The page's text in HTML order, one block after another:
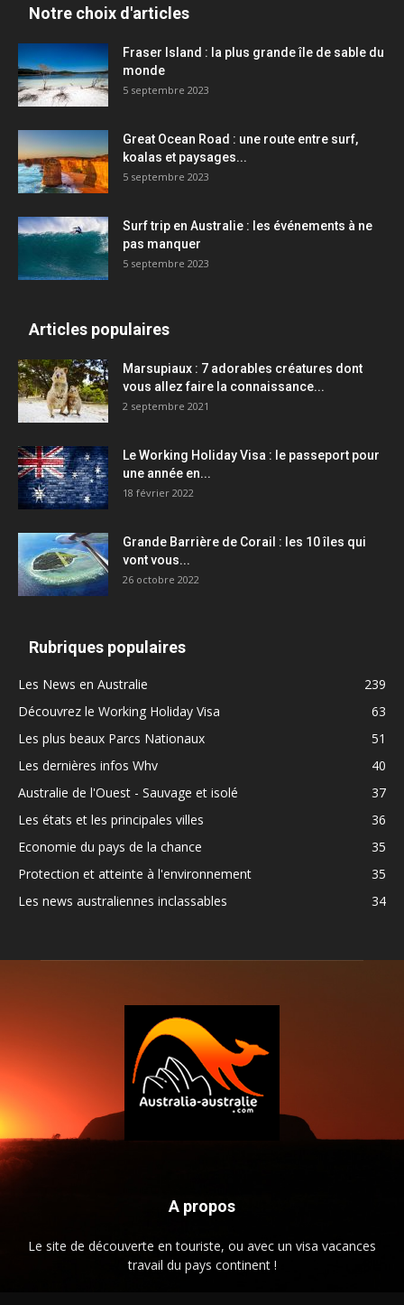
Notre choix d'articles
Fraser Island : la plus grande île de sable du
monde
5 septembre 2023
Great Ocean Road : une route entre surf,
koalas et paysages...
5 septembre 2023
Surf trip en Australie : les événements à ne
pas manquer
5 septembre 2023
Articles populaires
Marsupiaux : 7 adorables créatures dont
vous allez faire la connaissance...
2 septembre 2021
Le Working Holiday Visa : le passeport pour
une année en...
18 février 2022
Grande Barrière de Corail : les 10 îles qui
vont vous...
26 octobre 2022
Rubriques populaires
Les News en Australie
239
Découvrez le Working Holiday Visa
63
Les plus beaux Parcs Nationaux
51
Les dernières infos Whv
40
Australie de l'Ouest - Sauvage et isolé
37
Les états et les principales villes
36
Economie du pays de la chance
35
Protection et atteinte à l'environnement
35
Les news australiennes inclassables
34
A propos
Le site de découverte en touriste, ou avec un visa vacances
travail du pays continent !